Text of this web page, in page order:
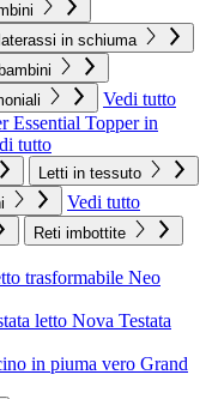
in schiuma
Vedi tutto
Essential Topper in
tutto
Letti in tessuto
Vedi tutto
Reti imbottite
trasformabile Neo
letto Nova Testata
in piuma vero Grand